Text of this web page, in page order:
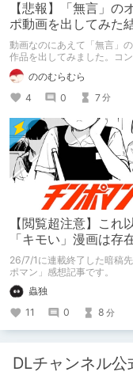
【悲報】「無言」の
ポ動画を出してみた
動画なのにあえて「無言」
作品を出してみました。コ
りのものは作れたのですが、
上がね……
ののむらむら
4
0 7分
【閲覧超注意】これ
「キモい」漫画は存
い？チンポマンとか
「魂の殺人」の完成形
26/7/1に連載終了した暗稿
ポマン」感想記事です。
蟲独
11
0 8 分
DLチャンネル公